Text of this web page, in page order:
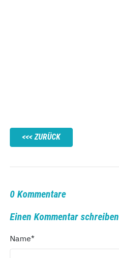
ZURÜCK
0 Kommentare
Einen Kommentar schreiben
Name*